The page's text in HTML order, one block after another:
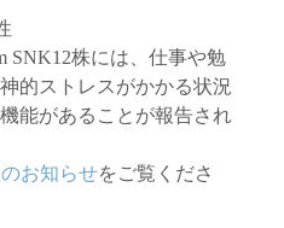
SNK12株には、仕事や勉
的ストレスがかかる状況
能があることが報告され
お知らせをご覧くださ